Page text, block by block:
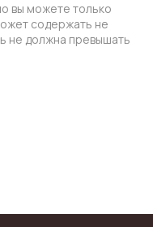
вы можете только
содержать не
не должна превышать